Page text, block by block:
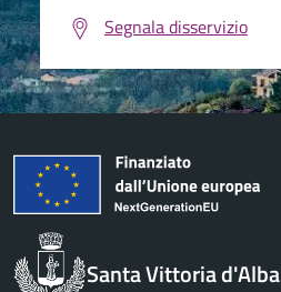
Segnala disservizio
Santa Vittoria d'Alba